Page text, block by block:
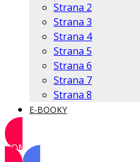
Strana 2
Strana 3
Strana 4
Strana 5
Strana 6
Strana 7
Strana 8
E-BOOKY
KOMUNITA